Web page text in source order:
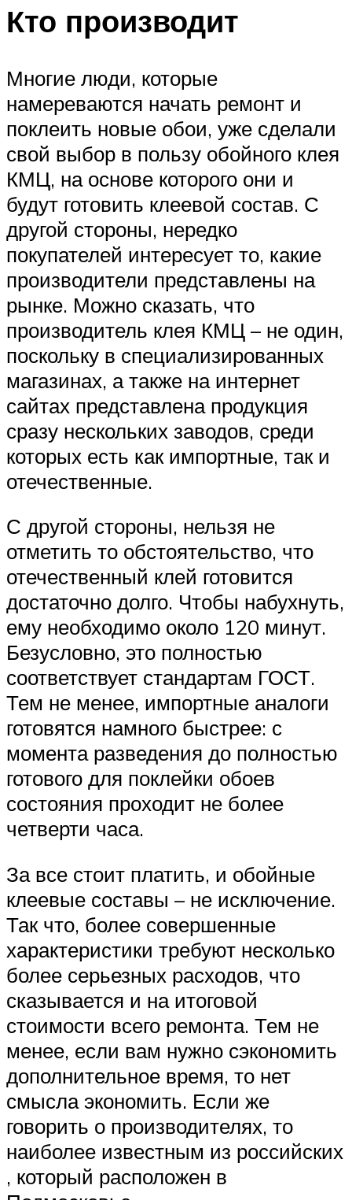
Кто производит
Многие люди, которые
намереваются начать ремонт и
поклеить новые обои, уже сделали
свой выбор в пользу обойного клея
КМЦ, на основе которого они и
будут готовить клеевой состав. С
другой стороны, нередко
покупателей интересует то, какие
производители представлены на
рынке. Можно сказать, что
производитель клея КМЦ – не один,
поскольку в специализированных
магазинах, а также на интернет
сайтах представлена продукция
сразу нескольких заводов, среди
которых есть как импортные, так и
отечественные.
С другой стороны, нельзя не
отметить то обстоятельство, что
отечественный клей готовится
достаточно долго. Чтобы набухнуть,
ему необходимо около 120 минут.
Безусловно, это полностью
соответствует стандартам ГОСТ.
Тем не менее, импортные аналоги
готовятся намного быстрее: с
момента разведения до полностью
готового для поклейки обоев
состояния проходит не более
четверти часа.
За все стоит платить, и обойные
клеевые составы – не исключение.
Так что, более совершенные
характеристики требуют несколько
более серьезных расходов, что
сказывается и на итоговой
стоимости всего ремонта. Тем не
менее, если вам нужно сэкономить
дополнительное время, то нет
смысла экономить. Если же
говорить о производителях, то
наиболее известным из российских
, который расположен в